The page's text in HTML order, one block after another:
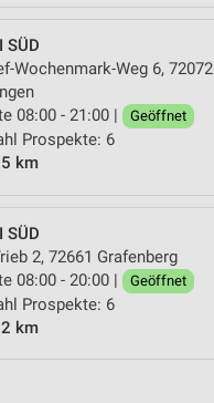
SÜD
Wochenmark-Weg 6, 72072
08:00 - 21:00 |
Geöffnet
Prospekte: 6
km
SÜD
2, 72661 Grafenberg
08:00 - 20:00 |
Geöffnet
Prospekte: 6
km